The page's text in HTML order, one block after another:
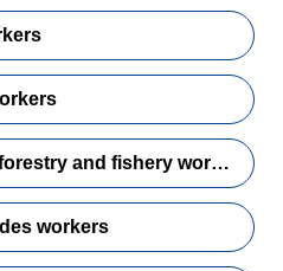
6. Skilled agricultural, forestry and fishery workers
workers